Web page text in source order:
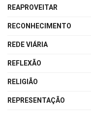
REAPROVEITAR
RECONHECIMENTO
REDE VIÁRIA
REFLEXÃO
RELIGIÃO
REPRESENTAÇÃO